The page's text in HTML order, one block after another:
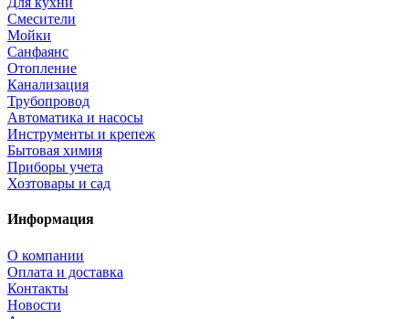
Смесители
Мойки
Санфаянс
Отопление
Канализация
Трубопровод
Автоматика и насосы
Инструменты и крепеж
Бытовая химия
Приборы учета
Хозтовары и сад
Информация
О компании
Оплата и доставка
Контакты
Новости